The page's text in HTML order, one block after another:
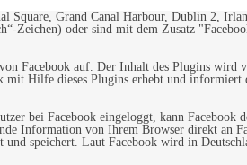
Square, Grand Canal Harbour, Dublin 2,
Zeichen) oder sind mit dem Zusatz
Facebook auf. Der Inhalt des Plugins wird
Hilfe dieses Plugins erhebt und informiert
bei Facebook eingeloggt, kann Facebook
Information von Ihrem Browser direkt an
speichert. Laut Facebook wird in